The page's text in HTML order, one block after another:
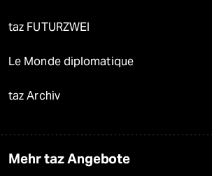
taz FUTURZWEI
Le Monde diplomatique
taz Archiv
Mehr taz Angebote